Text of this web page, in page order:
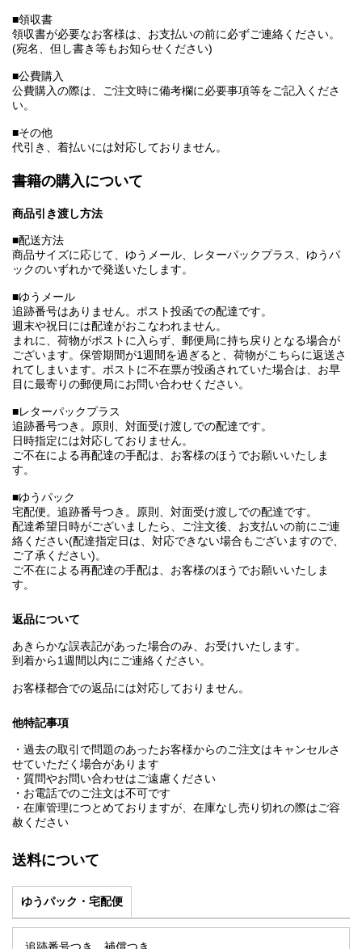
■領収書
領収書が必要なお客様は、お支払いの前に必ずご連絡ください。
(宛名、但し書き等もお知らせください)
■公費購入
公費購入の際は、ご注文時に備考欄に必要事項等をご記入くださ
い。
■その他
代引き、着払いには対応しておりません。
書籍の購入について
商品引き渡し方法
■配送方法
商品サイズに応じて、ゆうメール、レターパックプラス、ゆうパ
ックのいずれかで発送いたします。
■ゆうメール
追跡番号はありません。ポスト投函での配達です。
週末や祝日には配達がおこなわれません。
まれに、荷物がポストに入らず、郵便局に持ち戻りとなる場合が
ございます。保管期間が1週間を過ぎると、荷物がこちらに返送さ
れてしまいます。ポストに不在票が投函されていた場合は、お早
目に最寄りの郵便局にお問い合わせください。
■レターパックプラス
追跡番号つき。原則、対面受け渡しでの配達です。
日時指定には対応しておりません。
ご不在による再配達の手配は、お客様のほうでお願いいたしま
す。
■ゆうパック
宅配便。追跡番号つき。原則、対面受け渡しでの配達です。
配達希望日時がございましたら、ご注文後、お支払いの前にご連
絡ください(配達指定日は、対応できない場合もございますので、
ご了承ください)。
ご不在による再配達の手配は、お客様のほうでお願いいたしま
す。
返品について
あきらかな誤表記があった場合のみ、お受けいたします。
到着から1週間以内にご連絡ください。
お客様都合での返品には対応しておりません。
他特記事項
・過去の取引で問題のあったお客様からのご注文はキャンセルさ
せていただく場合があります
・質問やお問い合わせはご遠慮ください
・お電話でのご注文は不可です
・在庫管理につとめておりますが、在庫なし売り切れの際はご容
赦ください
送料について
ゆうパック・宅配便